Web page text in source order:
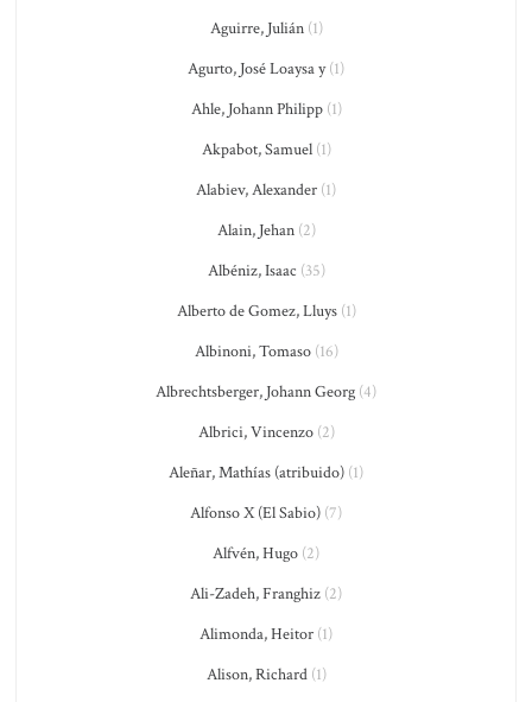
Aguirre, Julián(1)
Agurto, José Loaysa y(1)
Ahle, Johann Philipp(1)
Akpabot, Samuel(1)
Alabiev, Alexander (1)
Alain, Jehan(2)
Albéniz, Isaac (35)
Alberto de Gomez, Lluys(1)
Albinoni, Tomaso(16)
Albrechtsberger, Johann Georg (4)
Albrici, Vincenzo(2)
Aleñar, Mathías (atribuido) (1)
Alfonso X (El Sabio) (7)
Alfvén, Hugo (2)
Ali-Zadeh, Franghiz (2)
Alimonda, Heitor (1)
Alison, Richard(1)